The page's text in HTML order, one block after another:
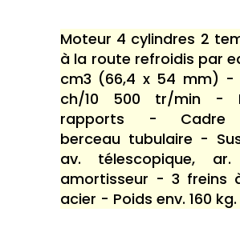
Moteur 4 cylindres 2
à la route refroidis par
cm3 (66,4 x 54 mm) -
ch/10 500 tr/min -
rapports - Cadre
berceau tubulaire -
av. télescopique,
amortisseur - 3 freins
acier - Poids env. 160 kg.